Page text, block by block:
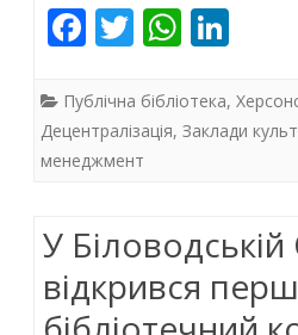
F
e
b
o
k
T
itt
er
W
at
s
p
k
e
Публічна бібліотека,
Децентралізація, Заклади
менеджмент
У
відкрився